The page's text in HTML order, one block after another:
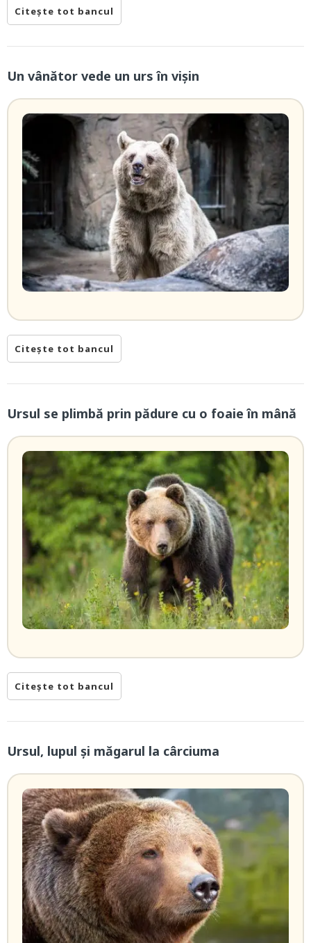
Citește tot bancul
Un vânător vede un urs în vișin
Citește tot bancul
Ursul se plimbă prin pădure cu o foaie în mână
Citește tot bancul
Ursul, lupul și măgarul la cârciuma